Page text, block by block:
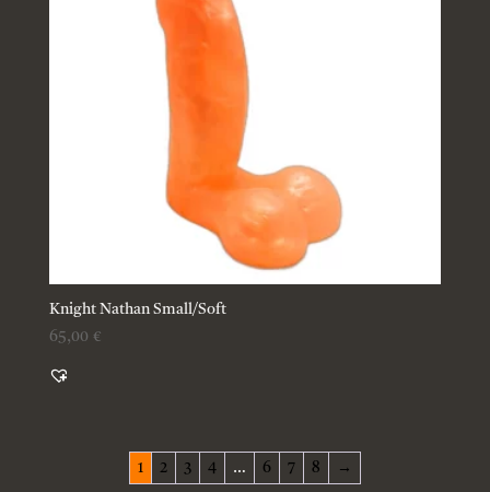
Knight Nathan Small/Soft
65,00 €
1 2 3 4 … 6 7 8 →